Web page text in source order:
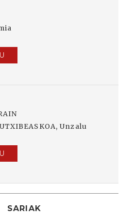
Unzalu
SARIAK